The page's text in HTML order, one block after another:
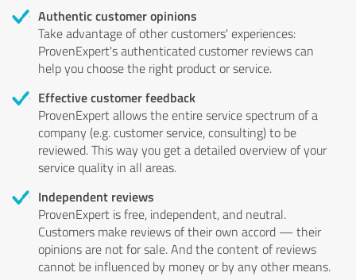
Authentic customer opinions
Take advantage of other customers' experiences:
ProvenExpert's authenticated customer reviews can
help you choose the right product or service.
Effective customer feedback
ProvenExpert allows the entire service spectrum of a
company (e.g. customer service, consulting) to be
reviewed. This way you get a detailed overview of your
service quality in all areas.
Independent reviews
ProvenExpert is free, independent, and neutral.
Customers make reviews of their own accord — their
opinions are not for sale. And the content of reviews
cannot be influenced by money or by any other means.